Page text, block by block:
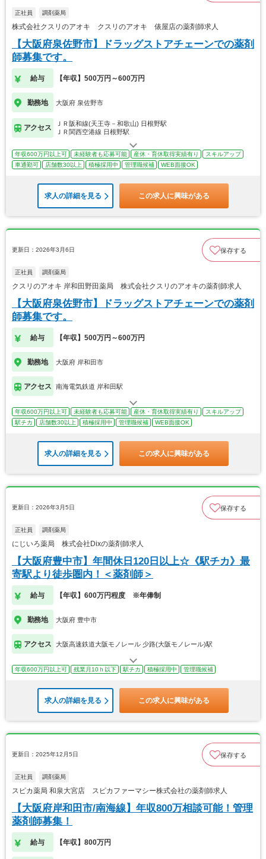
正社員 調剤薬局
株式会社クスリのアオキ クスリのアオキ 俵屋店の薬剤師求人
【大阪府泉佐野市】ドラッグストアチェーンでの薬剤
師募集です。
給与 【年収】500万円～600万円
勤務地 大阪府 泉佐野市
アクセス
ＪＲ阪和線(天王寺－和歌山) 日根野駅
ＪＲ関西空港線 日根野駅
年収600万円以上可 未経験者も応募可能 産休・育休取得実績有り
スキルアップ
車通勤可
店舗数30以上 積極採用中 管理職候補 WEB面接OK
求人の詳細を見る この求人に興味がある
更新日：2026年3月6日 保存する
正社員 調剤薬局
クスリのアオキ 岸和田野田薬局 株式会社クスリのアオキの薬剤師求人
【大阪府泉佐野市】ドラッグストアチェーンでの薬剤
師募集です。
給与 【年収】500万円～600万円
勤務地 大阪府 岸和田市
アクセス 南海電気鉄道 岸和田駅
年収600万円以上可 未経験者も応募可能 産休・育休取得実績有り
スキルアップ
駅チカ
店舗数30以上 積極採用中 管理職候補 WEB面接OK
求人の詳細を見る この求人に興味がある
更新日：2026年3月5日 保存する
正社員 調剤薬局
にじいろ薬局 株式会社Dixの薬剤師求人
【大阪府豊中市】年間休日120日以上☆《駅チカ》最
寄駅より徒歩圏内！＜薬剤師＞
給与 【年収】600万円程度 ※年俸制
勤務地 大阪府 豊中市
アクセス 大阪高速鉄道大阪モノレール 少路(大阪モノレール)駅
年収600万円以上可 残業月10ｈ以下 駅チカ 積極採用中 管理職候補
求人の詳細を見る この求人に興味がある
更新日：2025年12月5日 保存する
正社員 調剤薬局
スピカ薬局 和泉大宮店 スピカファーマシー株式会社の薬剤師求人
【大阪府岸和田市/南海線】年収800万相談可能！管理
薬剤師募集！
給与 【年収】800万円